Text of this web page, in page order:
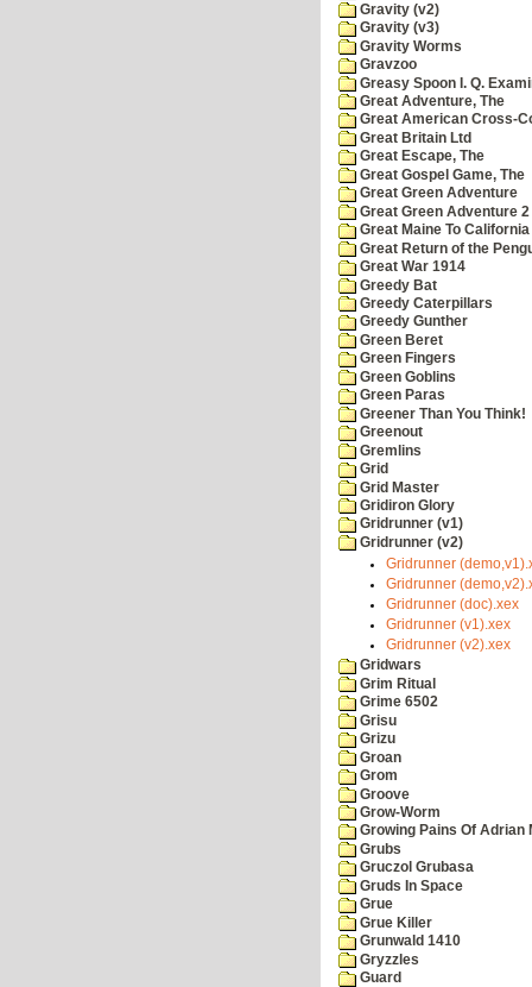
Gravity (v2)
Gravity (v3)
Gravity Worms
Gravzoo
Greasy Spoon I. Q.
Great Adventure, The
Great American Cross-
Great Britain Ltd
Great Escape, The
Great Gospel Game, The
Great Green Adventure
Great Green Adventure
Great Maine To
Great Return of the
Great War 1914
Greedy Bat
Greedy Caterpillars
Greedy Gunther
Green Beret
Green Fingers
Green Goblins
Green Paras
Greener Than You Think!
Greenout
Gremlins
Grid
Grid Master
Gridiron Glory
Gridrunner (v1)
Gridrunner (v2)
Gridrunner
Gridrunner
Gridrunner (doc).xex
Gridrunner (v1).xex
Gridrunner (v2).xex
Gridwars
Grim Ritual
Grime 6502
Grisu
Grizu
Groan
Grom
Groove
Grow-Worm
Growing Pains Of Adrian
Grubs
Gruczol Grubasa
Gruds In Space
Grue
Grue Killer
Grunwald 1410
Gryzzles
Guard